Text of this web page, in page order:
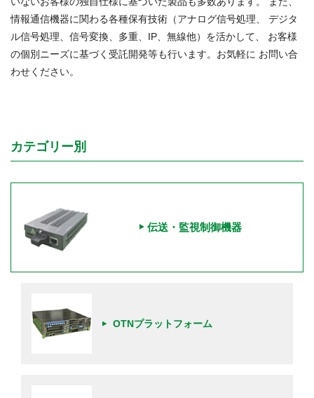
情報通信機器に関わる各種保有技術（アナログ信号処理、 デジタ
ル信号処理、信号変換、多重、IP、無線他）を活かして、 お客様
の個別ニーズに基づく受託開発等も行います。お気軽に お問い合
わせください。
カテゴリー別
伝送・監視制御機器
OTNプラットフォーム